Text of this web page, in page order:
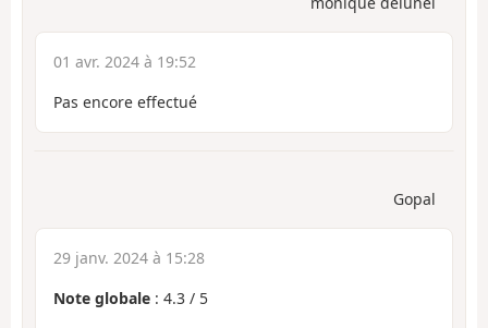
01 avr. 2024 à 19:52
Pas encore effectué
Gopal
29 janv. 2024 à 15:28
Note globale : 4.3 / 5